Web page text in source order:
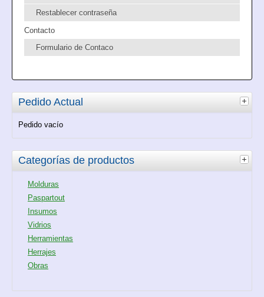
Restablecer contraseña
Contacto
Formulario de Contaco
Pedido Actual
Pedido vacío
Categorías de productos
Molduras
Paspartout
Insumos
Vidrios
Herramientas
Herrajes
Obras